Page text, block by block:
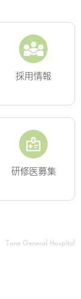
採用情報
研修医募集